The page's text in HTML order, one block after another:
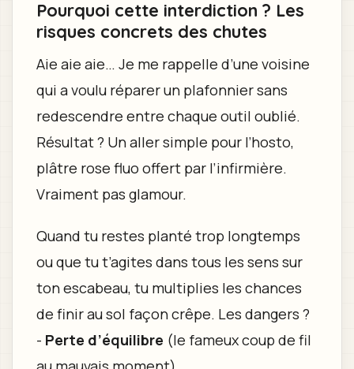
Pourquoi cette interdiction ? Les
risques concrets des chutes
Aie aie aie… Je me rappelle d’une voisine
qui a voulu réparer un plafonnier sans
redescendre entre chaque outil oublié.
Résultat ? Un aller simple pour l’hosto,
plâtre rose fluo offert par l’infirmière.
Vraiment pas glamour.
Quand tu restes planté trop longtemps
ou que tu t’agites dans tous les sens sur
ton escabeau, tu multiplies les chances
de finir au sol façon crêpe. Les dangers ?
- Perte d’équilibre (le fameux coup de fil